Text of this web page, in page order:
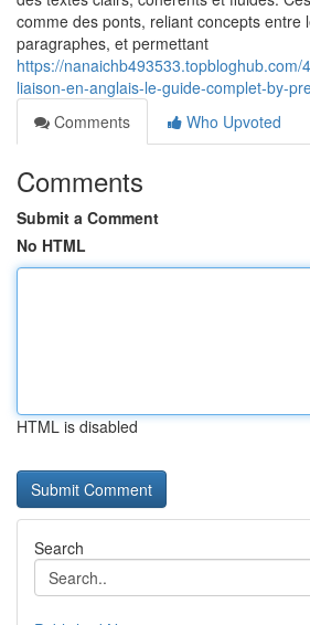
comme des ponts, reliant concepts entre
paragraphes, et permettant
https://nanaichb493533.topbloghub.com/
liaison-en-anglais-le-guide-complet-by-
Comments
Who Upvoted
Comments
Submit a Comment
No HTML
HTML is disabled
Search